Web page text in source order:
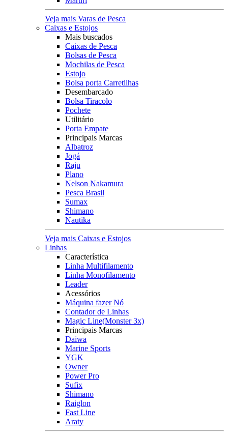
Veja mais Varas de Pesca
Caixas e Estojos
Mais buscados
Caixas de Pesca
Bolsas de Pesca
Mochilas de Pesca
Estojo
Bolsa porta Carretilhas
Desembarcado
Bolsa Tiracolo
Pochete
Utilitário
Porta Empate
Principais Marcas
Albatroz
Jogá
Raju
Plano
Nelson Nakamura
Pesca Brasil
Sumax
Shimano
Nautika
Veja mais Caixas e Estojos
Linhas
Característica
Linha Multifilamento
Linha Monofilamento
Leader
Acessórios
Máquina fazer Nó
Contador de Linhas
Magic Line(Monster 3x)
Principais Marcas
Daiwa
Marine Sports
YGK
Owner
Power Pro
Sufix
Shimano
Raiglon
Fast Line
Araty